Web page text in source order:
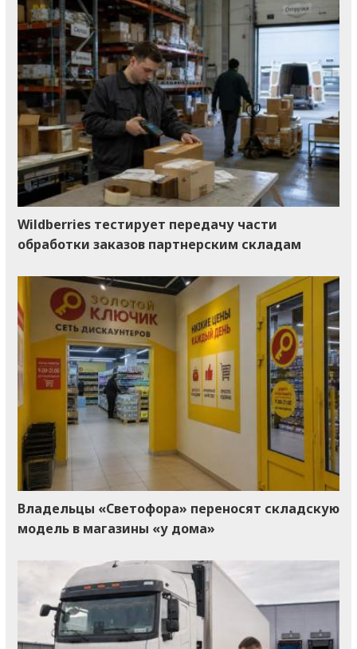
Wildberries тестирует передачу части
обработки заказов партнерским складам
Владельцы «Светофора» переносят складскую
модель в магазины «у дома»